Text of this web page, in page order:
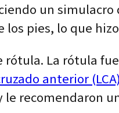
un
pies, lo que
rótula. La rótula
anterior
le recomendaron